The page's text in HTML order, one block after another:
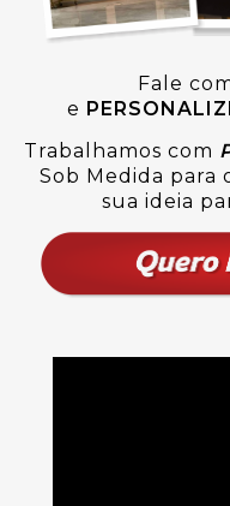
Fale
e
Trabalhamos com
Sob Medida para
sua ideia